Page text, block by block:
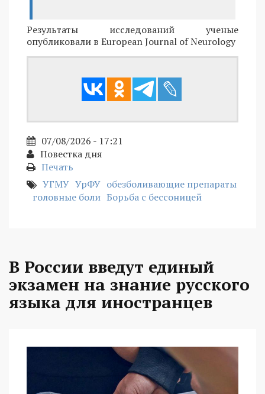
Результаты исследований ученые
опубликовали в European Journal of Neurology
07/08/2026 - 17:21
Повестка дня
Печать
УГМУ УрФУ обезболивающие препараты
головные боли Борьба с бессоницей
В России введут единый
экзамен на знание русского
языка для иностранцев